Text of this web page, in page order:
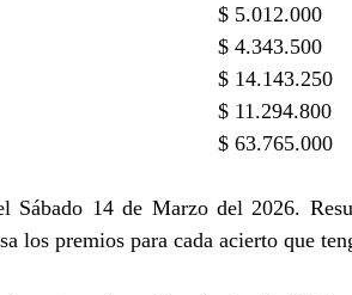
$ 5.012.000
$ 4.343.500
$ 14.143.250
$ 11.294.800
$ 63.765.000
Sábado 14 de Marzo del 2026.
los premios para cada acierto que